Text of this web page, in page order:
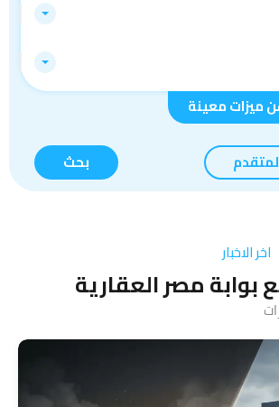
ميزات معينة
بحث
اخر الاخبار
بوابة مصر العقارية